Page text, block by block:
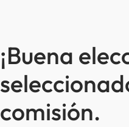
¡Buena
comisión.